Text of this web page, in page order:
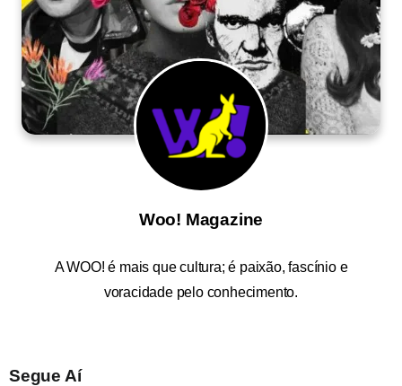
Woo! Magazine
AWOO! é mais que cultura; é paixão, fascínio e
voracidade pelo conhecimento.
Segue Aí